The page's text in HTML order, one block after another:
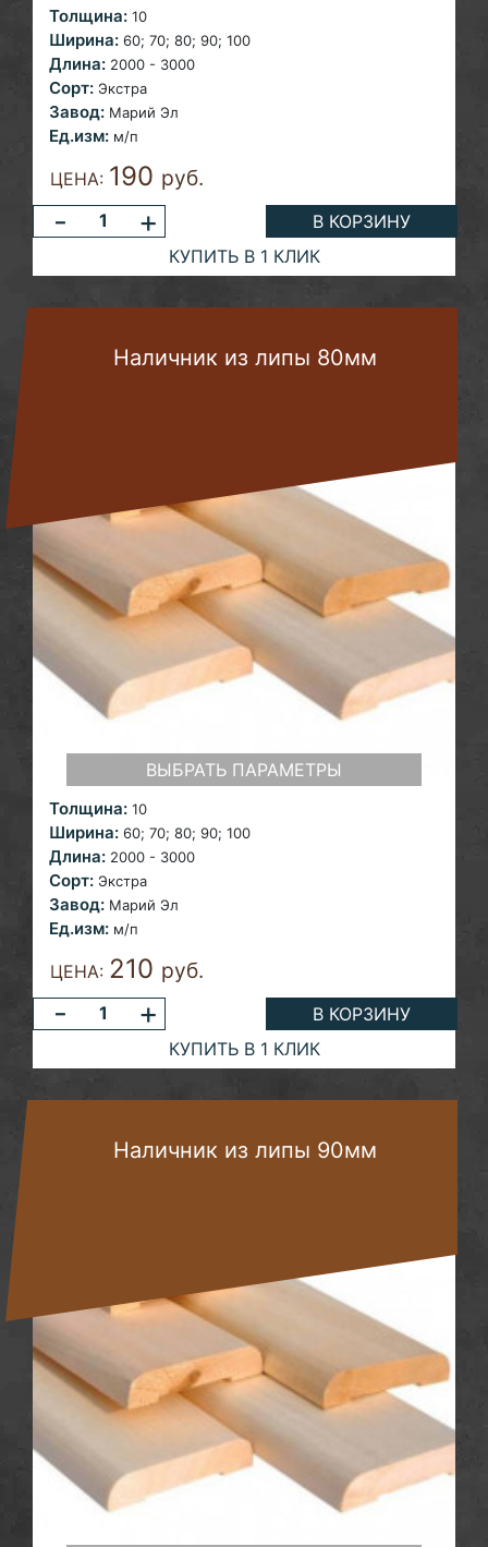
Толщина: 10
Ширина: 60; 70; 80; 90; 100
Длина: 2000 - 3000
Сорт: Экстра
Завод: Марий Эл
Ед.изм: м/п
ЦЕНА: 190 руб.
- +
В КОРЗИНУ
КУПИТЬ В 1 КЛИК
Наличник из липы 80мм
ВЫБРАТЬ ПАРАМЕТРЫ
Толщина: 10
Ширина: 60; 70; 80; 90; 100
Длина: 2000 - 3000
Сорт: Экстра
Завод: Марий Эл
Ед.изм: м/п
ЦЕНА: 210 руб.
- +
В КОРЗИНУ
КУПИТЬ В 1 КЛИК
Наличник из липы 90мм